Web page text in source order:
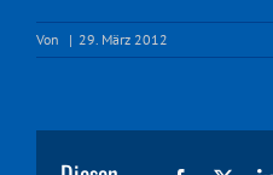
Von | 29. März 2012